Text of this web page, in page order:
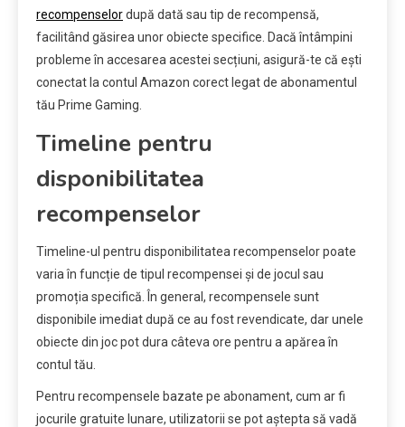
recompenselordupă dată sau tip de recompensă,
facilitând găsirea unor obiecte specifice. Dacă întâmpini
probleme în accesarea acestei secțiuni, asigură-te că ești
conectat la contul Amazon corect legat de abonamentul
tău Prime Gaming.
Timeline pentru
disponibilitatea
recompenselor
Timeline-ul pentru disponibilitatea recompenselor poate
varia în funcție de tipul recompensei și de jocul sau
promoția specifică. În general, recompensele sunt
disponibile imediat după ce au fost revendicate, dar unele
obiecte din joc pot dura câteva ore pentru a apărea în
contul tău.
Pentru recompensele bazate pe abonament, cum ar fi
jocurile gratuite lunare, utilizatorii se pot aștepta să vadă